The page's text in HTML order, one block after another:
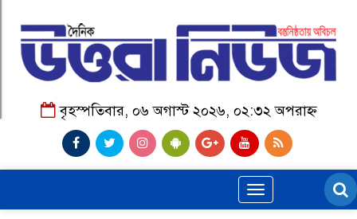
বৃহস্পতিবার, ০৬ অগাস্ট ২০২৬, ০২:৩২ অপরাহ্ন
Toggle
navigation